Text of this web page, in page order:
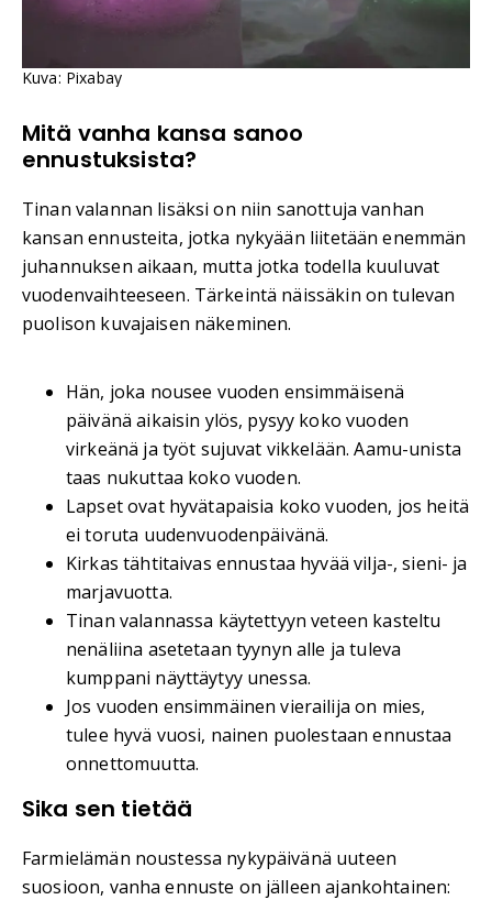
Kuva: Pixabay
Mitä vanha kansa sanoo
ennustuksista?
Tinan valannan lisäksi on niin sanottuja vanhan
kansan ennusteita, jotka nykyään liitetään enemmän
juhannuksen aikaan, mutta jotka todella kuuluvat
vuodenvaihteeseen. Tärkeintä näissäkin on tulevan
puolison kuvajaisen näkeminen.
Hän, joka nousee vuoden ensimmäisenä
päivänä aikaisin ylös, pysyy koko vuoden
virkeänä ja työt sujuvat vikkelään. Aamu-unista
taas nukuttaa koko vuoden.
Lapset ovat hyvätapaisia koko vuoden, jos heitä
ei toruta uudenvuodenpäivänä.
Kirkas tähtitaivas ennustaa hyvää vilja-, sieni- ja
marjavuotta.
Tinan valannassa käytettyyn veteen kasteltu
nenäliina asetetaan tyynyn alle ja tuleva
kumppani näyttäytyy unessa.
Jos vuoden ensimmäinen vierailija on mies,
tulee hyvä vuosi, nainen puolestaan ennustaa
onnettomuutta.
Sika sen tietää
Farmielämän noustessa nykypäivänä uuteen
suosioon, vanha ennuste on jälleen ajankohtainen: